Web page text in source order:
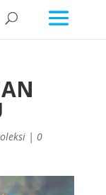
| 0